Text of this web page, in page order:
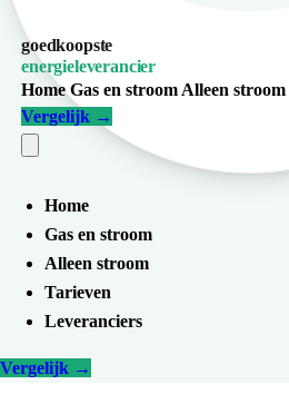
goedkoopste
energieleverancier
HomeGas en stroom Alleen stroom
Vergelijk →
Home
Gas en stroom
Alleen stroom
Tarieven
Leveranciers
Vergelijk →